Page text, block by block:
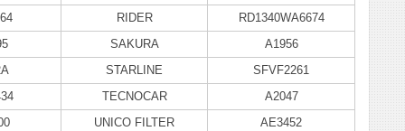
RIDER
RD1340WA6674
SAKURA
A1956
STARLINE
SFVF2261
TECNOCAR
A2047
UNICO FILTER
AE3452